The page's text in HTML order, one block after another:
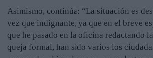
Asimismo, continúa: “La situación es
vez que indignante, ya que en el breve
que he pasado en la oficina redactando
queja formal, han sido varios los